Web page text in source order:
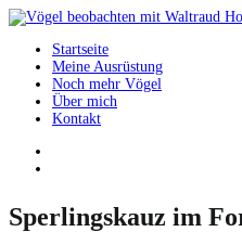
Springe
Inhalt
Vögel beobachten mit
Startseite
Meine Ausrüstung
Noch mehr Vögel
Über mich
Kontakt
Sperlingskauz im